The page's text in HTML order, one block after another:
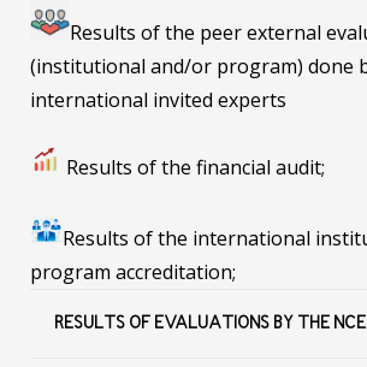
STUDENT LIFE
CONTACT US
Results of the peer external
(institutional and/or program) done
international invited experts
Results of the financial audit;
Results of the international
program accreditation;
RESULTS OF EVALUATIONS BY THE